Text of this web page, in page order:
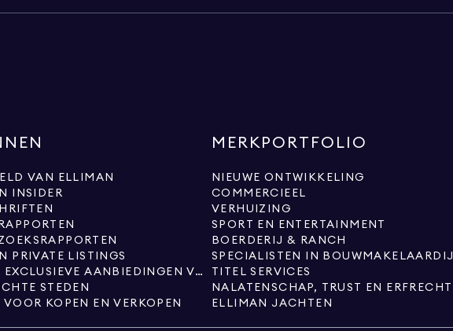
VAN ELLIMAN
INSIDER
PRIVATE LISTINGS
NIEUWE EXCLUSIEVE AANBIEDINGEN VAN ELLIMAN
STEDEN
VOOR KOPEN EN VERKOPEN
MERKPORTFOLIO
NIEUWE ONTWIKKELING
COMMERCIEEL
VERHUIZING
SPORT EN ENTERTAINMENT
BOERDERIJ & RANCH
SPECIALISTEN IN BOUWMAKELAARDIJ
TITEL SERVICES
NALATENSCHAP, TRUST EN ERFRECHT
ELLIMAN JACHTEN